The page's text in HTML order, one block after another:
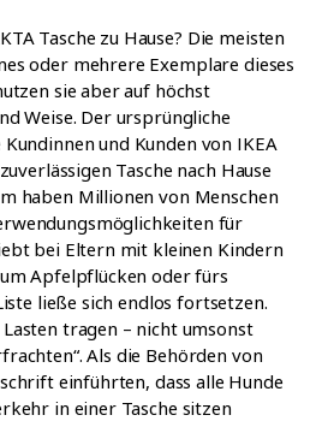
Tasche zu Hause? Die meisten
oder mehrere Exemplare dieses
sie aber auf höchst
Weise. Der ursprüngliche
und Kunden von IKEA
Tasche nach Hause
haben Millionen von Menschen
für
bei Eltern mit kleinen Kindern
Apfelpflücken oder fürs
ließe sich endlos fortsetzen.
tragen – nicht umsonst
Als die Behörden von
einführten, dass alle Hunde
in einer Tasche sitzen